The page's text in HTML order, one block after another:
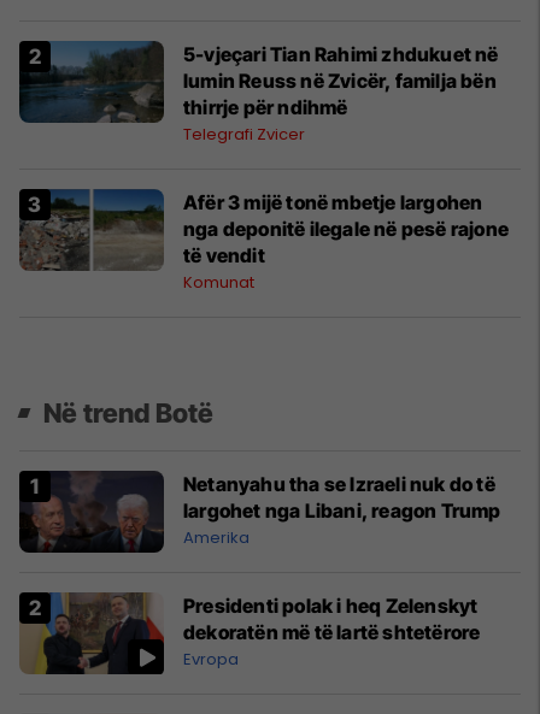
5-vjeçari Tian Rahimi zhdukuet në
lumin Reuss në Zvicër, familja bën
thirrje për ndihmë
Telegrafi Zvicer
Afër 3 mijë tonë mbetje largohen
nga deponitë ilegale në pesë rajone
të vendit
Komunat
Në trend Botë
Netanyahu tha se Izraeli nuk do të
largohet nga Libani, reagon Trump
Amerika
Presidenti polak i heq Zelenskyt
dekoratën më të lartë shtetërore
Evropa